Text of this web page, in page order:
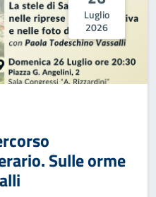
Luglio
2026
Sulle orme